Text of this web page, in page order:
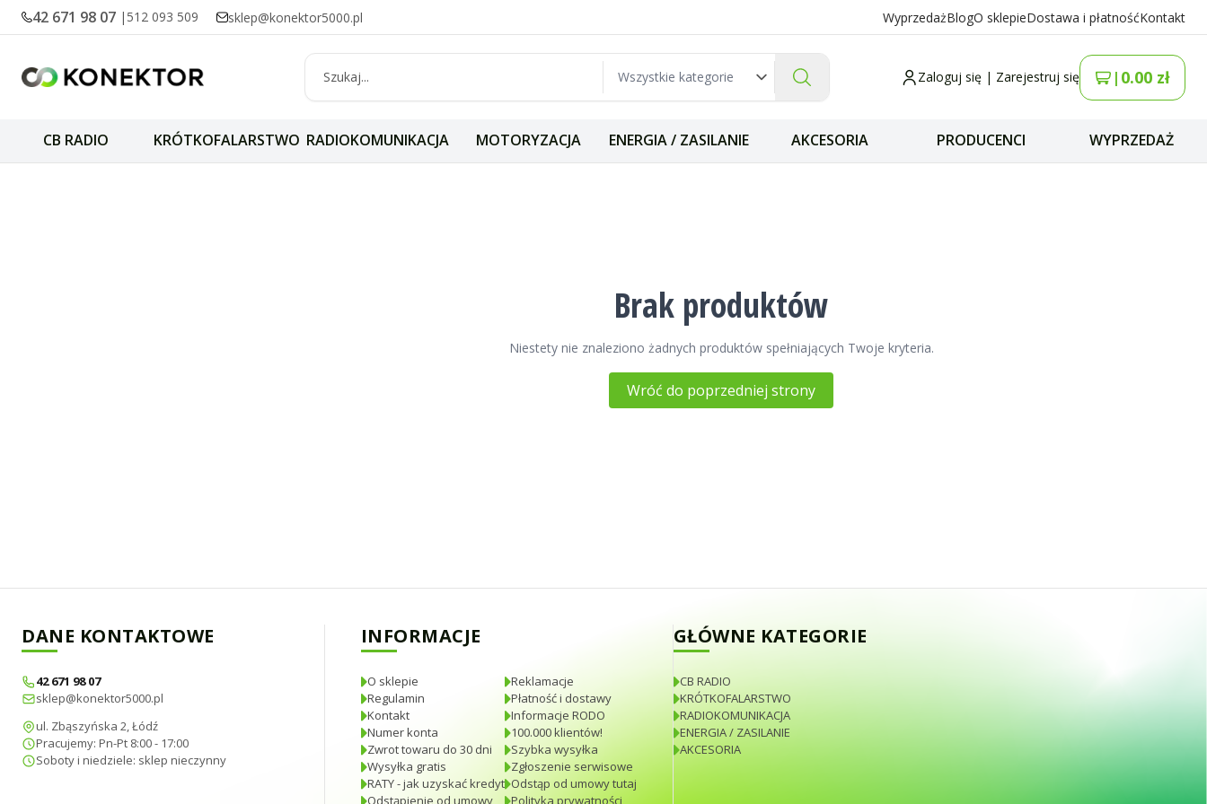
42 671 98 07 | 512 093 509 sklep@konektor5000.pl WyprzedażBlogO sklepieDostawa i płatnośćKontakt
Zaloguj się | Zarejestruj się | 0.00 zł
CB RADIO KRÓTKOFALARSTWO RADIOKOMUNIKACJA MOTORYZACJA ENERGIA / ZASILANIE AKCESORIA PRODUCENCI WYPRZEDAŻ
Brak produktów
Niestety nie znaleziono żadnych produktów spełniających Twoje kryteria.
Wróć do poprzedniej strony
DANE KONTAKTOWE
42 671 98 07
sklep@konektor5000.pl
ul. Zbąszyńska 2, Łódź
Pracujemy: Pn-Pt 8:00 - 17:00
Soboty i niedziele: sklep nieczynny
INFORMACJE
O sklepie
Regulamin
Kontakt
Numer konta
Zwrot towaru do 30 dni
Wysyłka gratis
RATY - jak uzyskać kredyt
Odstąpienie od umowy
Reklamacje
Płatność i dostawy
Informacje RODO
100.000 klientów!
Szybka wysyłka
Zgłoszenie serwisowe
Odstąp od umowy tutaj
Polityka prywatności
GŁÓWNE KATEGORIE
CB RADIO
KRÓTKOFALARSTWO
RADIOKOMUNIKACJA
ENERGIA / ZASILANIE
AKCESORIA